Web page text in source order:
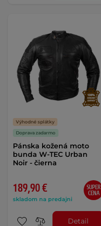
Výhodné splátky
Doprava zadarmo
Pánska kožená moto
bunda W-TEC Urban
Noir - čierna
189,90 €
skladom na predajni
SUPER
CENA
Detail